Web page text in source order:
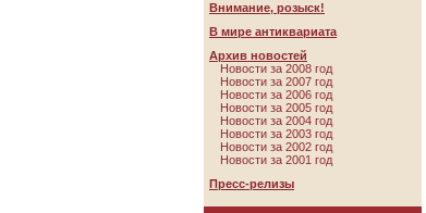
Внимание, розыск!
В мире антиквариата
Архив новостей
Новости за 2008 год
Новости за 2007 год
Новости за 2006 год
Новости за 2005 год
Новости за 2004 год
Новости за 2003 год
Новости за 2002 год
Новости за 2001 год
Пресс-релизы